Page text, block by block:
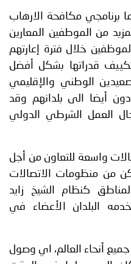
برنامجي مكافحة الارهاب
من الموطفين المعارين
خلال فترة إعارتهم
قدراتها بشكل أفضل
الوطني والإقليمي
أيضا الى بلدانهم وقد
العمل الشرطي الدولي
واسعة للتعاون من أجل
من منظومات الاتصالات
كنظام الشيخ زايد
البلدان الأعضاء في
أنحاء العالم، اي وصول